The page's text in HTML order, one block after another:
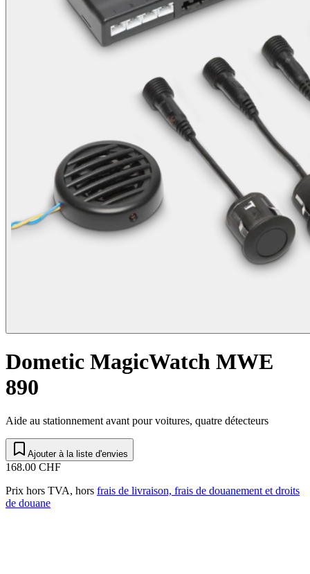
Dometic MagicWatch MWE
890
Aide au stationnement avant pour voitures, quatre détecteurs
Ajouter à la liste d'envies
168.00 CHF
Prix hors TVA, hors frais de livraison, frais de douanement et droits
de douane